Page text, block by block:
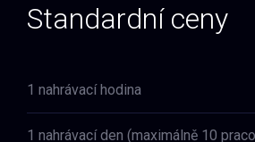
Standardní ceny
1 nahrávací hodina
1 nahrávací den (maximálně 10